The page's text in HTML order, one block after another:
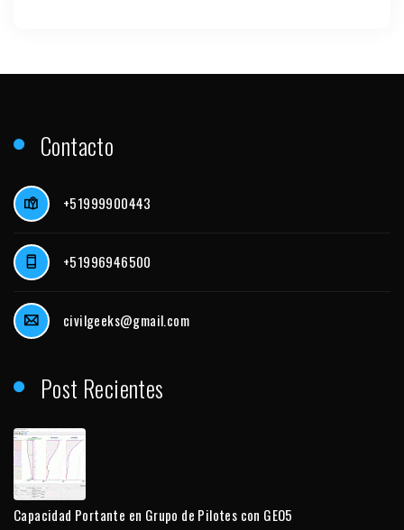
Contacto
+51999900443
+51996946500
civilgeeks@gmail.com
Post Recientes
Capacidad Portante en Grupo de Pilotes con GEO5